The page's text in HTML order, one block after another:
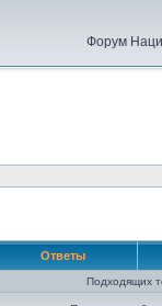
Форум
Ответы
Подходящих